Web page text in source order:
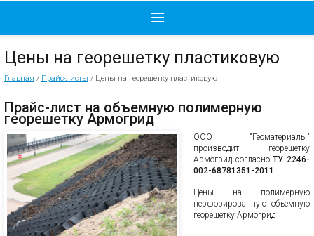
Цены на георешетку пластиковую
Главная / Прайс-листы / Цены на георешетку пластиковую
Прайс-лист на объемную полимерную
георешетку Армогрид
ООО "Геоматериалы"
производит георешетку
Армогрид согласноТУ 2246-
002-68781351-2011
Цены на полимерную
перфорированную объемную
георешетку Армогрид